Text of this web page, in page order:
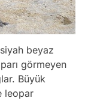
beyaz
görmeyen
Büyük
leopar